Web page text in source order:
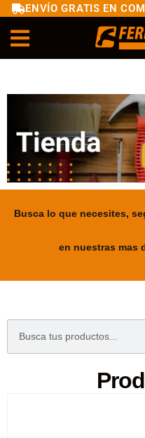
ENVÍO GRATIS EN
Busca lo que necesites,
en nuestras mas